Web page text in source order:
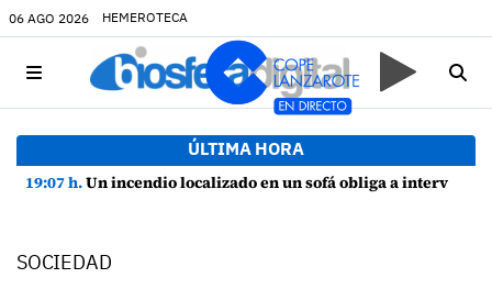
06 AGO 2026 HEMEROTECA
ÚLTIMA HORA
19:07 h.Un incendio localizado en un sofá obliga a intervenir en una vivienda de Playa Honda
SOCIEDAD